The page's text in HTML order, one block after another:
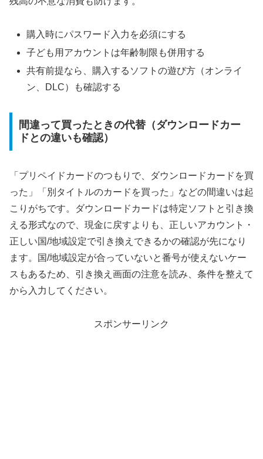
購入時にパスワード入力を必須にする
子ども用アカウントは年齢制限も併用する
共有前提なら、購入するソフトの遊び方（オンライ
ン、DLC）も確認する
間違って買ったときの代替（ダウンロードカー
ドとの違いも確認）
「プリペイドカードのつもりで、ダウンロードカードを買
った」「別タイトルのカードを買った」などの間違いは起
こりがちです。ダウンロードカードは特定ソフトと引き換
える形式なので、現金に戻すよりも、正しいアカウント・
正しい国/地域設定で引き換えできるかの確認が先になり
ます。国/地域設定が合っていないと番号が使えないケー
スもあるため、引き換え画面の注意を読み、条件を整えて
から入力してください。
スポンサーリンク